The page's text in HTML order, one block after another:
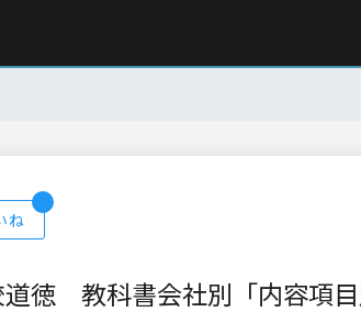
ね
道徳 教科書会社別「内容項